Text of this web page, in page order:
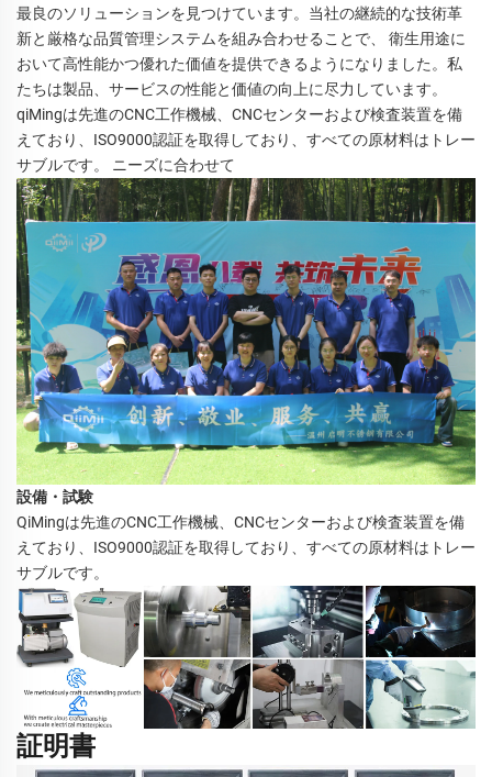
最良のソリューションを見つけています。当社の継続的な技術革
新と厳格な品質管理システムを組み合わせることで、 衛生用途に
おいて高性能かつ優れた価値を提供できるようになりました。私
qiMingは先進のCNC工作機械、CNCセンターおよび検査装置を備
えており、ISO9000認証を取得しており、すべての原材料はトレー
サブルです。 ニーズに合わせて
設備・試験
QiMingは先進のCNC工作機械、CNCセンターおよび検査装置を備
えており、ISO9000認証を取得しており、すべての原材料はトレー
サブルです。
証明書